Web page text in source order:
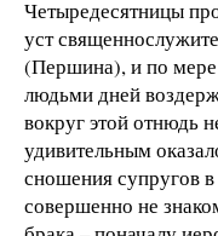
Четыредесятницы
уст
(Першина), и по
людьми дней
вокруг этой отнюдь
удивительным
сношения супругов
совершенно не